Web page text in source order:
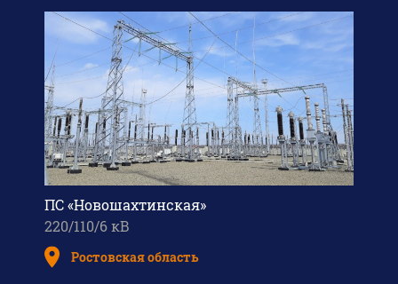
ПС «Новошахтинская»
220/110/6 кВ
Ростовская область